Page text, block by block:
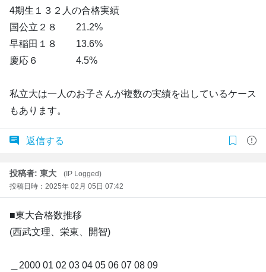
4期生１３２人の合格実績
国公立２８ 21.2%
早稲田１８ 13.6%
慶応６ 4.5%
私立大は一人のお子さんが複数の実績を出しているケース
もあります。
返信する
投稿者: 東大
(IP Logged)
投稿日時：2025年 02月 05日 07:42
■東大合格数推移
(西武文理、栄東、開智)
＿2000 01 02 03 04 05 06 07 08 09